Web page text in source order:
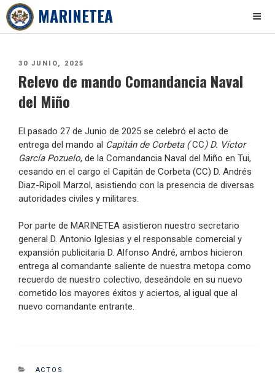
MARINETEA
PUBLICADO
30 JUNIO, 2025
Relevo de mando Comandancia Naval
del Miño
El pasado 27 de Junio de 2025 se celebró el acto de
entrega del mando al Capitán de Corbeta (CC) D. Víctor
García Pozuelo, de la Comandancia Naval del Miño en Tui,
cesando en el cargo el Capitán de Corbeta (CC) D. Andrés
Diaz-Ripoll Marzol, asistiendo con la presencia de diversas
autoridades civiles y militares.
Por parte de MARINETEA asistieron nuestro secretario
general D. Antonio Iglesias y el responsable comercial y
expansión publicitaria D. Alfonso André, ambos hicieron
entrega al comandante saliente de nuestra metopa como
recuerdo de nuestro colectivo, deseándole en su nuevo
cometido los mayores éxitos y aciertos, al igual que al
nuevo comandante entrante.
CATEGORIES
ACTOS